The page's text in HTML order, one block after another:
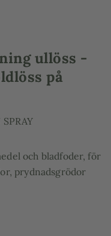
ullöss -
på
och bladfoder, för
prydnadsgrödor
full hälsa och kraft.